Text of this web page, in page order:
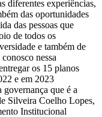
diferentes experiências,
das oportunidades
das pessoas que
de todos os
e também de
nessa
os 15 planos
e em 2023
que é a
Silveira Coelho Lopes,
Institucional